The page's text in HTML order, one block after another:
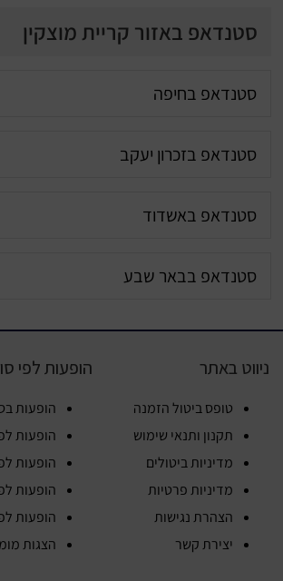
סטנדאפ באזור קריית מוצקין
סטנדאפ בחיפה
סטנדאפ בזכרון יעקב
סטנדאפ באשדוד
סטנדאפ בבאר שבע
ניווט באתר
טופס ביטול הזמנה
תקנון ותנאי שימוש
מדיניות ביטולים
מדיניות פרטיות
הצהרת נגישות
יצירת קשר
הופעות לפי
הופעות
הופעות
הופעות
הופעות
הופעות
הצגות